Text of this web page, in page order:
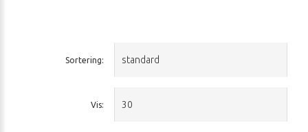
Sortering:
Vis: